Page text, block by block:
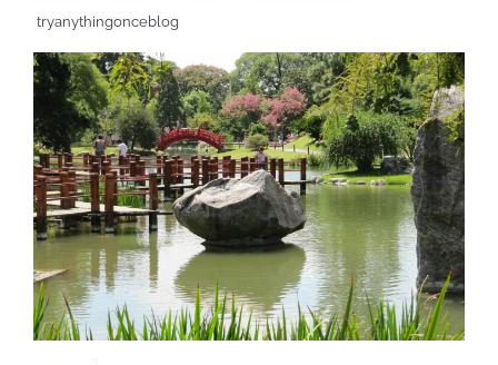
tryanythingonceblog